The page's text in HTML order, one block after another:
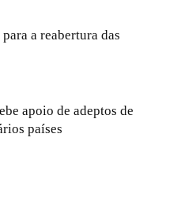
a reabertura das
apoio de adeptos de
países